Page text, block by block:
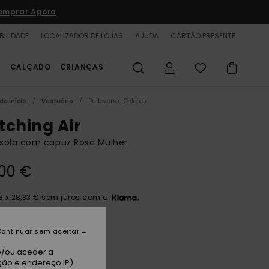
Agora
LOCALIZADOR DE LOJAS AJUDA CARTÃO PRESENTE
CALÇADO CRIANÇAS
início Vestuário Pullovers e Coletes
Air
com capuz Rosa Mulher
€
x 28,33 € sem juros com a
Lavender
ou aceder a
e endereço IP)
sem aceitar